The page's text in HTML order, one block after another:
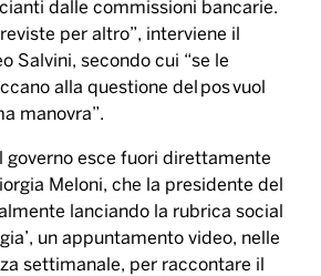
dalle commissioni bancarie.
per altro”, interviene il
Salvini, secondo cui “se le
alla questione del pos vuol
manovra”.
governo esce fuori direttamente
Meloni, che la presidente del
lanciando la rubrica social
un appuntamento video, nelle
settimanale, per raccontare il